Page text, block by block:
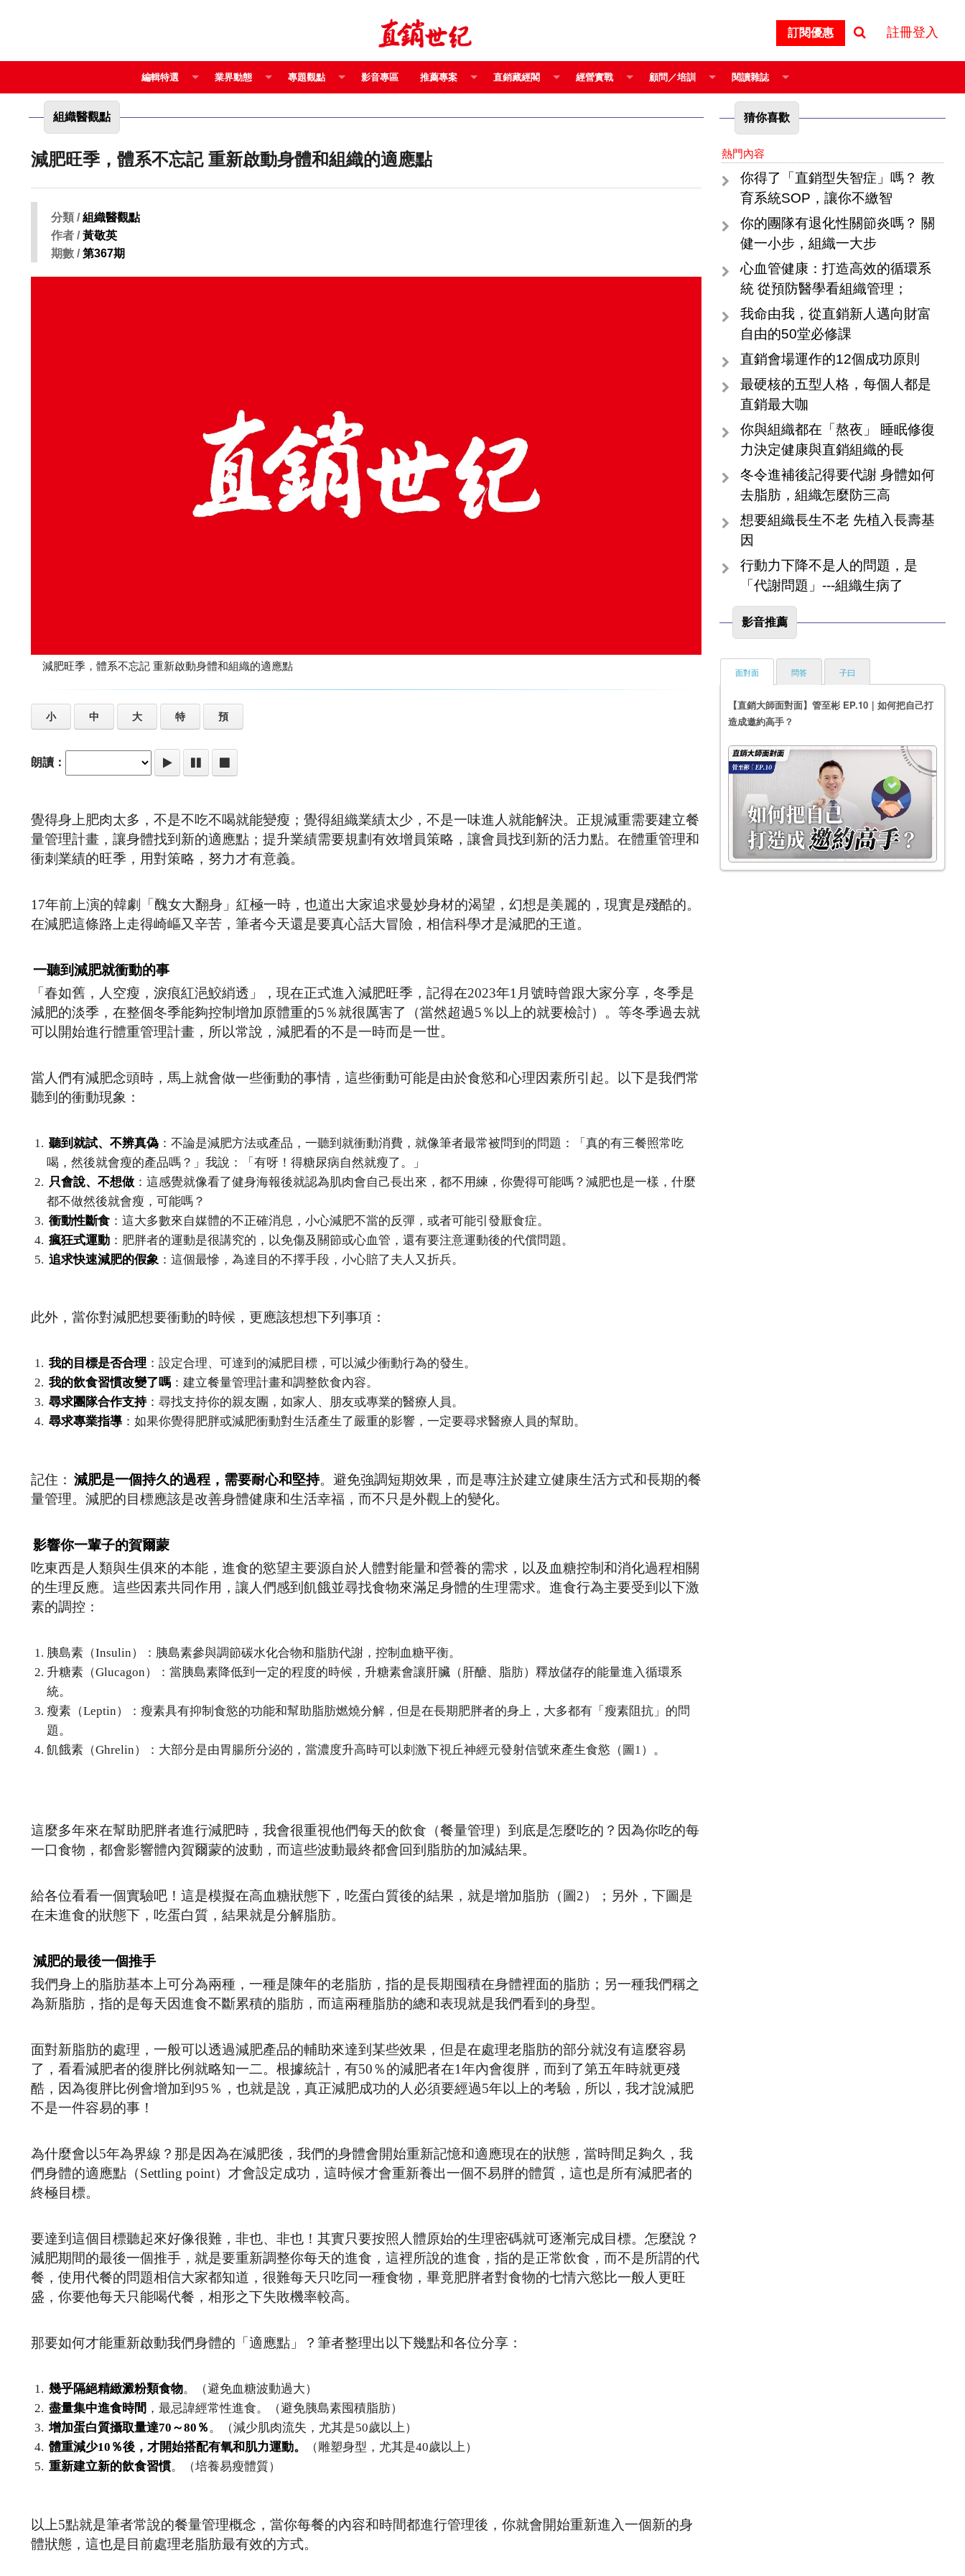
訂閱優惠 註冊登入
編輯特選 業界動態 專題觀點 影音專區 推薦專案 直銷藏經閣 經營實戰 顧問／培訓 閱讀雜誌
組織醫觀點
減肥旺季，體系不忘記 重新啟動身體和組織的適應點
分類 /組織醫觀點
作者 /黃敬英
期數 /第367期
減肥旺季，體系不忘記 重新啟動身體和組織的適應點
小 中 大 特 預
朗讀：
覺得身上肥肉太多，不是不吃不喝就能變瘦；覺得組織業績太少，不是一味進人就能解決。正規減重需要建立餐
量管理計畫，讓身體找到新的適應點；提升業績需要規劃有效增員策略，讓會員找到新的活力點。在體重管理和
衝刺業績的旺季，用對策略，努力才有意義。
17年前上演的韓劇「醜女大翻身」紅極一時，也道出大家追求曼妙身材的渴望，幻想是美麗的，現實是殘酷的。
在減肥這條路上走得崎嶇又辛苦，筆者今天還是要真心話大冒險，相信科學才是減肥的王道。
一聽到減肥就衝動的事
「春如舊，人空瘦，淚痕紅浥鮫綃透」，現在正式進入減肥旺季，記得在2023年1月號時曾跟大家分享，冬季是
減肥的淡季，在整個冬季能夠控制增加原體重的5％就很厲害了（當然超過5％以上的就要檢討）。等冬季過去就
可以開始進行體重管理計畫，所以常說，減肥看的不是一時而是一世。
當人們有減肥念頭時，馬上就會做一些衝動的事情，這些衝動可能是由於食慾和心理因素所引起。以下是我們常
聽到的衝動現象：
聽到就試、不辨真偽 ：不論是減肥方法或產品，一聽到就衝動消費，就像筆者最常被問到的問題：「真的有三餐照常吃
喝，然後就會瘦的產品嗎？」我說：「有呀！得糖尿病自然就瘦了。」
只會說、不想做 ：這感覺就像看了健身海報後就認為肌肉會自己長出來，都不用練，你覺得可能嗎？減肥也是一樣，什麼
都不做然後就會瘦，可能嗎？
衝動性斷食 ：這大多數來自媒體的不正確消息，小心減肥不當的反彈，或者可能引發厭食症。
瘋狂式運動 ：肥胖者的運動是很講究的，以免傷及關節或心血管，還有要注意運動後的代償問題。
追求快速減肥的假象 ：這個最慘，為達目的不擇手段，小心賠了夫人又折兵。
此外，當你對減肥想要衝動的時候，更應該想想下列事項：
我的目標是否合理 ：設定合理、可達到的減肥目標，可以減少衝動行為的發生。
我的飲食習慣改變了嗎 ：建立餐量管理計畫和調整飲食內容。
尋求團隊合作支持：尋找支持你的親友團，如家人、朋友或專業的醫療人員。
尋求專業指導 ：如果你覺得肥胖或減肥衝動對生活產生了嚴重的影響，一定要尋求醫療人員的幫助。
記住： 減肥是一個持久的過程，需要耐心和堅持。避免強調短期效果，而是專注於建立健康生活方式和長期的餐
量管理。減肥的目標應該是改善身體健康和生活幸福，而不只是外觀上的變化。
影響你一輩子的賀爾蒙
吃東西是人類與生俱來的本能，進食的慾望主要源自於人體對能量和營養的需求，以及血糖控制和消化過程相關
的生理反應。這些因素共同作用，讓人們感到飢餓並尋找食物來滿足身體的生理需求。進食行為主要受到以下激
素的調控：
胰島素（Insulin）：胰島素參與調節碳水化合物和脂肪代謝，控制血糖平衡。
升糖素（Glucagon）：當胰島素降低到一定的程度的時候，升糖素會讓肝臟（肝醣、脂肪）釋放儲存的能量進入循環系
統。
瘦素（Leptin）：瘦素具有抑制食慾的功能和幫助脂肪燃燒分解，但是在長期肥胖者的身上，大多都有「瘦素阻抗」的問
題。
飢餓素（Ghrelin）：大部分是由胃腸所分泌的，當濃度升高時可以刺激下視丘神經元發射信號來產生食慾（圖1）。
這麼多年來在幫助肥胖者進行減肥時，我會很重視他們每天的飲食（餐量管理）到底是怎麼吃的？因為你吃的每
一口食物，都會影響體內賀爾蒙的波動，而這些波動最終都會回到脂肪的加減結果。
給各位看看一個實驗吧！這是模擬在高血糖狀態下，吃蛋白質後的結果，就是增加脂肪（圖2）；另外，下圖是
在未進食的狀態下，吃蛋白質，結果就是分解脂肪。
減肥的最後一個推手
我們身上的脂肪基本上可分為兩種，一種是陳年的老脂肪，指的是長期囤積在身體裡面的脂肪；另一種我們稱之
為新脂肪，指的是每天因進食不斷累積的脂肪，而這兩種脂肪的總和表現就是我們看到的身型。
面對新脂肪的處理，一般可以透過減肥產品的輔助來達到某些效果，但是在處理老脂肪的部分就沒有這麼容易
了，看看減肥者的復胖比例就略知一二。根據統計，有50％的減肥者在1年內會復胖，而到了第五年時就更殘
酷，因為復胖比例會增加到95％，也就是說，真正減肥成功的人必須要經過5年以上的考驗，所以，我才說減肥
不是一件容易的事！
為什麼會以5年為界線？那是因為在減肥後，我們的身體會開始重新記憶和適應現在的狀態，當時間足夠久，我
們身體的適應點（Settling point）才會設定成功，這時候才會重新養出一個不易胖的體質，這也是所有減肥者的
終極目標。
要達到這個目標聽起來好像很難，非也、非也！其實只要按照人體原始的生理密碼就可逐漸完成目標。怎麼說？
減肥期間的最後一個推手，就是要重新調整你每天的進食，這裡所說的進食，指的是正常飲食，而不是所謂的代
餐，使用代餐的問題相信大家都知道，很難每天只吃同一種食物，畢竟肥胖者對食物的七情六慾比一般人更旺
盛，你要他每天只能喝代餐，相形之下失敗機率較高。
那要如何才能重新啟動我們身體的「適應點」？筆者整理出以下幾點和各位分享：
幾乎隔絕精緻澱粉類食物。（避免血糖波動過大）
盡量集中進食時間 ，最忌諱經常性進食。（避免胰島素囤積脂肪）
增加蛋白質攝取量達70～80％。（減少肌肉流失，尤其是50歲以上）
體重減少10％後，才開始搭配有氧和肌力運動。
（雕塑身型，尤其是40歲以上）
重新建立新的飲食習慣。（培養易瘦體質）
以上5點就是筆者常說的餐量管理概念，當你每餐的內容和時間都進行管理後，你就會開始重新進入一個新的身
體狀態，這也是目前處理老脂肪最有效的方式。
猜你喜歡
熱門內容
你得了「直銷型失智症」嗎？ 教
育系統SOP，讓你不繳智
你的團隊有退化性關節炎嗎？ 關
健一小步，組織一大步
心血管健康：打造高效的循環系
統 從預防醫學看組織管理；
我命由我，從直銷新人邁向財富
自由的50堂必修課
直銷會場運作的12個成功原則
最硬核的五型人格，每個人都是
直銷最大咖
你與組織都在「熬夜」 睡眠修復
力決定健康與直銷組織的長
冬令進補後記得要代謝 身體如何
去脂肪，組織怎麼防三高
想要組織長生不老 先植入長壽基
因
行動力下降不是人的問題，是
「代謝問題」---組織生病了
影音推薦
面對面
【直銷大師面對面】管至彬 EP.10｜如何把自己打
造成邀約高手？
問答 子曰